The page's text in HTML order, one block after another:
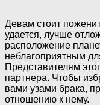
Девам стоит
удается, лучше
расположение
неблагоприятным
Представителям
партнера. Чтобы
вами узами брака,
отношению к нему.